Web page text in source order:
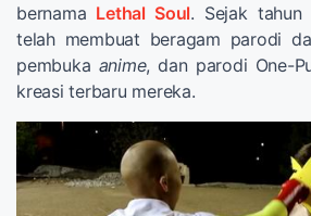
bernama Lethal Soul. Sejak tahun
telah membuat beragam parodi
pembuka anime, dan parodi One-
kreasi terbaru mereka.